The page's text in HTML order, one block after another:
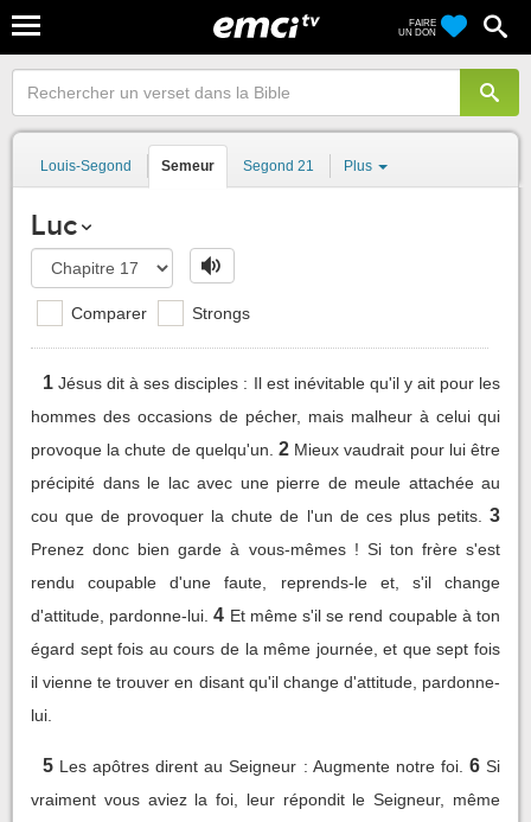
FAIRE
UN DON
Louis-Segond Semeur Segond 21 Plus
Luc
Comparer Strongs
1 Jésus dit à ses disciples : Il est inévitable qu'il y ait pour les
hommes des occasions de pécher, mais malheur à celui qui
provoque la chute de quelqu'un. 2 Mieux vaudrait pour lui être
précipité dans le lac avec une pierre de meule attachée au
cou que de provoquer la chute de l'un de ces plus petits.
3
Prenez donc bien garde à vous-mêmes ! Si ton frère s'est
rendu coupable d'une faute, reprends-le et, s'il change
d'attitude, pardonne-lui. 4 Et même s'il se rend coupable à ton
égard sept fois au cours de la même journée, et que sept fois
il vienne te trouver en disant qu'il change d'attitude, pardonne-
lui.
5 Les apôtres dirent au Seigneur : Augmente notre foi. 6 Si
vraiment vous aviez la foi, leur répondit le Seigneur, même